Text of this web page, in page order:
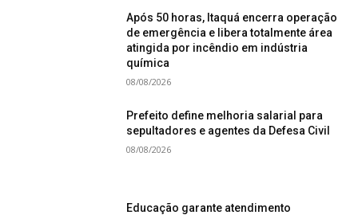
Após 50 horas, Itaquá encerra operação
de emergência e libera totalmente área
atingida por incêndio em indústria
química
08/08/2026
Prefeito define melhoria salarial para
sepultadores e agentes da Defesa Civil
08/08/2026
Educação garante atendimento